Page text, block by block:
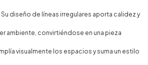
diseño de líneas irregulares aporta calidez y
ambiente, convirtiéndose en una pieza
visualmente los espacios y suma un estilo